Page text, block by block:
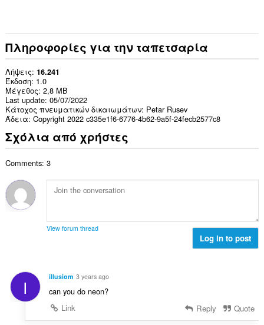
Πληροφορίες για την ταπετσαρία
Λήψεις 16.241
Έκδοση 1.0
Μέγεθος 2,8 MB
Last update 05/07/2022
Κάτοχος πνευματικών δικαιωμάτων Petar Rusev
Άδεια Copyright 2022 c335e1f6-6776-4b62-9a5f-24fecb2577c8
Σχόλια από χρήστες
Comments: 3
View forum thread
Log in to post
I illusiom 3 years ago
can you do neon?
Link
Reply Quote